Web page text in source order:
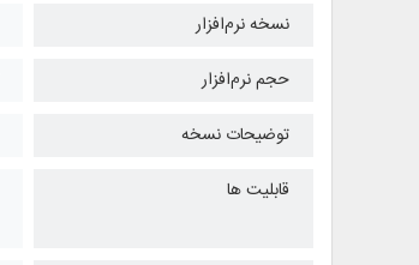
نسخه نرم‌افزار
حجم نرم‌افزار
توضیحات نسخه
قابلیت ها